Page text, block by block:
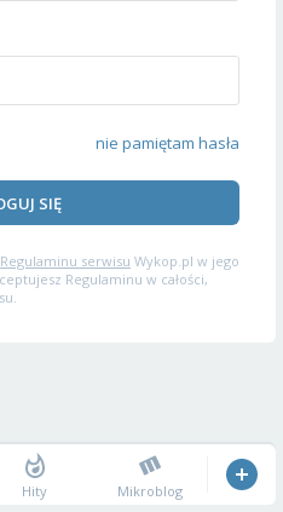
nie pamiętam hasła
SIĘ
Regulaminu serwisu Wykop.pl w jego
Regulaminu w całości,
Hity Mikroblog